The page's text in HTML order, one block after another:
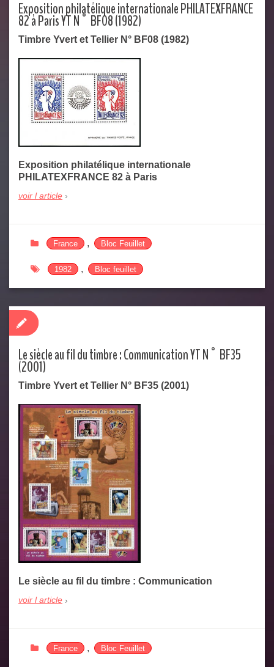
Exposition philatélique internationale PHILATEXFRANCE
82 à Paris YT N° BF08 (1982)
Timbre Yvert et Tellier N° BF08 (1982)
Exposition philatélique internationale
PHILATEXFRANCE 82 à Paris
voir l article
France , Bloc Feuillet
1982 , Bloc feuillet
Le siècle au fil du timbre : Communication YT N° BF35
(2001)
Timbre Yvert et Tellier N° BF35 (2001)
Le siècle au fil du timbre : Communication
voir l article
France , Bloc Feuillet